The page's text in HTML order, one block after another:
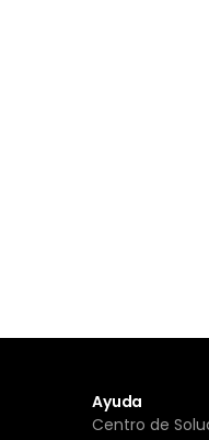
Ayuda
Centro de